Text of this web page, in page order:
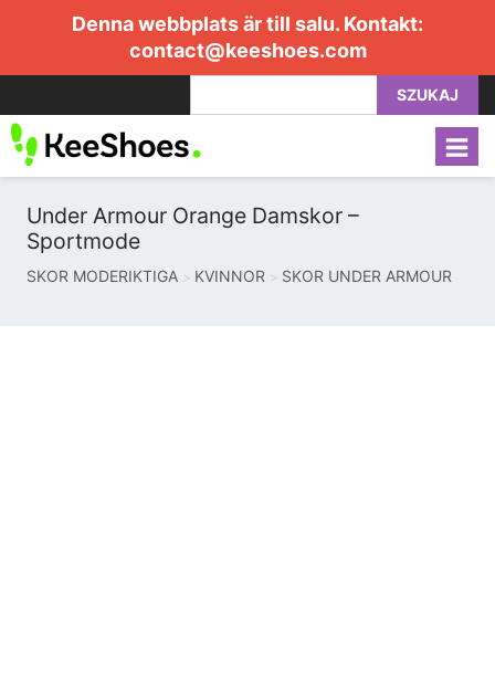
Denna webbplats är till salu. Kontakt:
contact@keeshoes.com
SZUKAJ
Under Armour Orange Damskor –
Sportmode
SKOR MODERIKTIGA KVINNOR SKOR UNDER ARMOUR